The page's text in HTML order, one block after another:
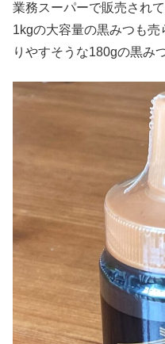
業務スーパーで販売され
1kgの大容量の黒みつも
りやすそうな180gの黒み